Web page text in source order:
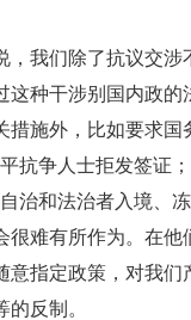
，我们除了抗议交涉
这种干涉别国内政的
措施外，比如要求国
抗争人士拒发签证
治和法治者入境、
很难有所作为。在他
意指定政策，对我们
反制。